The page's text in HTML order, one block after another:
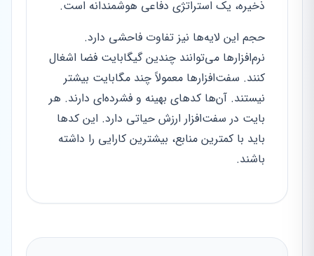
ذخیره، یک استراتژی دفاعی هوشمندانه است.
حجم این لایه‌ها نیز تفاوت فاحشی دارد.
نرم‌افزارها می‌توانند چندین گیگابایت فضا اشغال
کنند. سفت‌افزارها معمولاً چند مگابایت بیشتر
نیستند. آن‌ها کدهای بهینه و فشرده‌ای دارند. هر
بایت در سفت‌افزار ارزش حیاتی دارد. این کدها
باید با کمترین منابع، بیشترین کارایی را داشته
باشند.